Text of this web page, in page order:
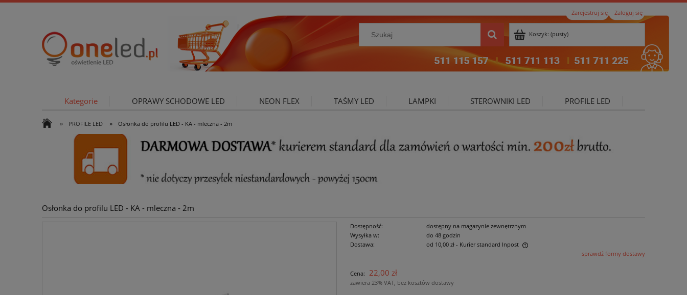
Zarejestruj się Zaloguj się
Koszyk: (pusty)
Kategorie OPRAWY SCHODOWE LED NEON FLEX TAŚMY LED LAMPKI STEROWNIKI LED PROFILE LED
» PROFILE LED » Osłonka do profilu LED - KA - mleczna - 2m
Osłonka do profilu LED - KA - mleczna - 2m
Dostępność:
dostępny na magazynie zewnętrznym
Wysyłka w:
do 48 godzin
Dostawa:
od 10,00 zł - Kurier standard Inpost
płatności
sprawdź formy dostawy
Cena: 22,00 zł
zawiera 23% VAT, bez kosztów dostawy